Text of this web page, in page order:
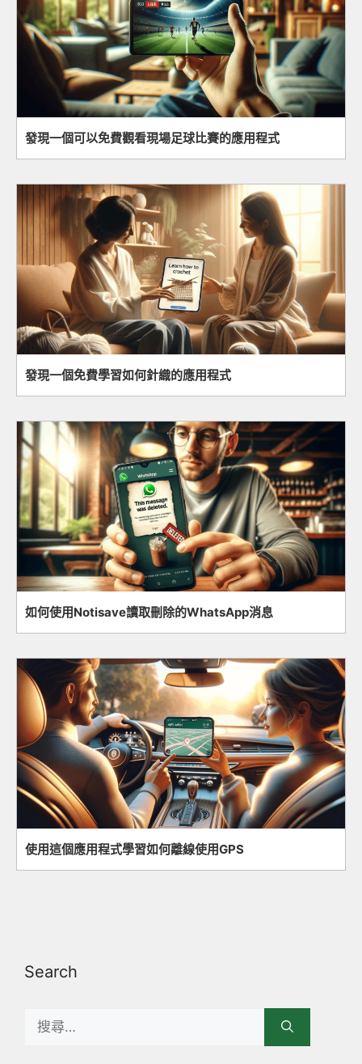
發現一個可以免費觀看現場足球比賽的應用程式
發現一個免費學習如何針織的應用程式
如何使用Notisave讀取刪除的WhatsApp消息
使用這個應用程式學習如何離線使用GPS
Search
Search
for: